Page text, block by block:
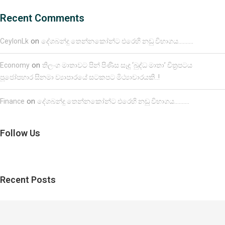
Recent Comments
CeylonLk on දේශබන්දු තෙන්නකෝන්ට එරෙහි නඩු විභාගය……….
Economy on තිලංග මාතාවට පින් පිණිස සෑදූ ‘බුද්ධ මාතා’ චිත්‍රපටය
පූජෝපහාර සිනමා ව්‍යාපාරයේ සටකපට මිථ්‍යාචාරයකි..!
Finance on දේශබන්දු තෙන්නකෝන්ට එරෙහි නඩු විභාගය……….
Follow Us
Recent Posts